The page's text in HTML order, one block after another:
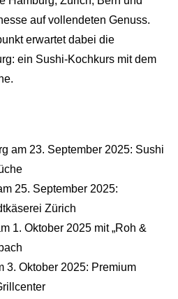
auf vollendeten Genuss.
erwartet dabei die
ein Sushi-Kochkurs mit dem
am 23. September 2025: Sushi
25. September 2025:
Zürich
1. Oktober 2025 mit „Roh &
3. Oktober 2025: Premium